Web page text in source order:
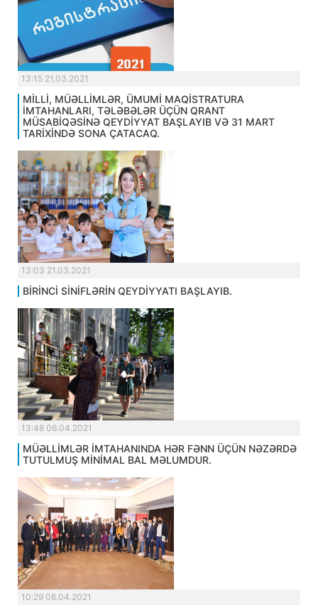
13:15 21.03.2021
MİLLİ, MÜƏLLİMLƏR, ÜMUMİ MAQİSTRATURA
İMTAHANLARI, TƏLƏBƏLƏR ÜÇÜN QRANT
MÜSABİQƏSİNƏ QEYDİYYAT BAŞLAYIB VƏ 31 MART
TARİXİNDƏ SONA ÇATACAQ.
13:03 21.03.2021
BİRİNCİ SİNİFLƏRİN QEYDİYYATI BAŞLAYIB.
13:48 06.04.2021
MÜƏLLİMLƏR İMTAHANINDA HƏR FƏNN ÜÇÜN NƏZƏRDƏ
TUTULMUŞ MİNİMAL BAL MƏLUMDUR.
10:29 08.04.2021